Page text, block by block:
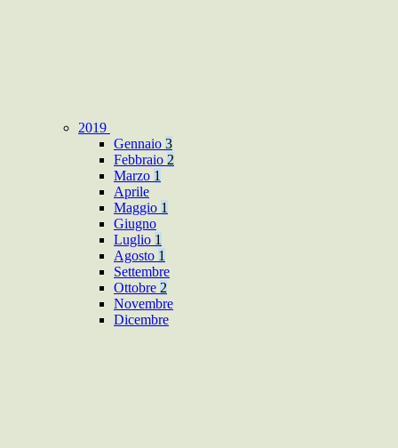
2019
Gennaio 3
Febbraio 2
Marzo 1
Aprile
Maggio 1
Giugno
Luglio 1
Agosto 1
Settembre
Ottobre 2
Novembre
Dicembre